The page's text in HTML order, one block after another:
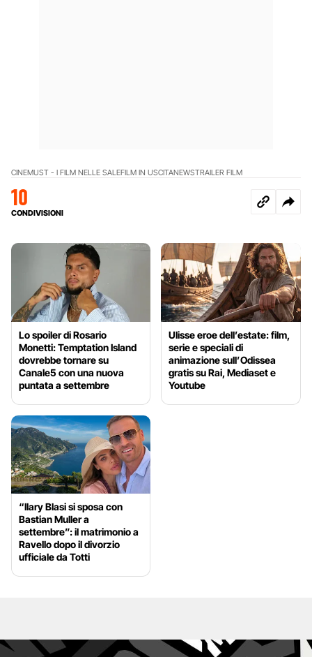
CINEMUST - I FILM NELLE SALEFILM IN USCITANEWSTRAILER FILM
10
CONDIVISIONI
Lo spoiler di Rosario
Monetti: Temptation Island
dovrebbe tornare su
Canale5 con una nuova
puntata a settembre
Ulisse eroe dell’estate: film,
serie e speciali di
animazione sull’Odissea
gratis su Rai, Mediaset e
Youtube
“Ilary Blasi si sposa con
Bastian Muller a
settembre”: il matrimonio a
Ravello dopo il divorzio
ufficiale da Totti